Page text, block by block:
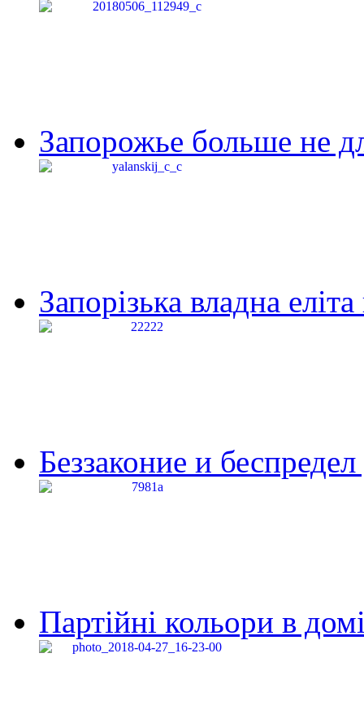
Запорожье больше не
Запорізька владна
Беззаконие и
Партійні кольори в